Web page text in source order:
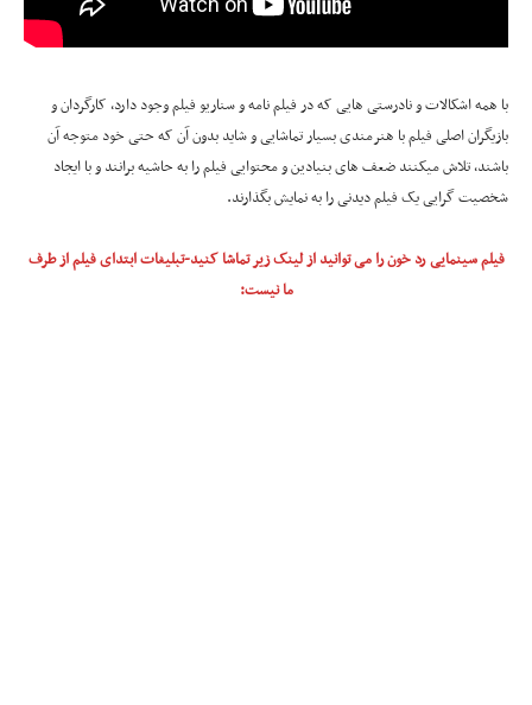
با همه اشکالات و نادرستی هایی که در فیلم نامه و سناریو فیلم وجود دارد، کارگردان و
بازیگران اصلی فیلم با هنرمندی بسیار تماشایی و شاید بدون آن که حتی خود متوجه آن
باشند، تلاش میکنند ضعف های بنیادین و محتوایی فیلم را به حاشیه برانند و با ایجاد
شخصیت گرایی یک فیلم دیدنی را به نمایش بگذارند.
فیلم سینمایی رد خون را می توانید از لینک زیر تماشا کنید-تبلیغات ابتدای فیلم از طرف
ما نیست: